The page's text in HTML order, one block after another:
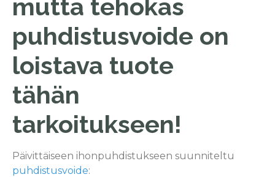
mutta tehokas
puhdistusvoide on
loistava tuote
tähän
tarkoitukseen!
Päivittäiseen ihonpuhdistukseen suunniteltu
puhdistusvoide: